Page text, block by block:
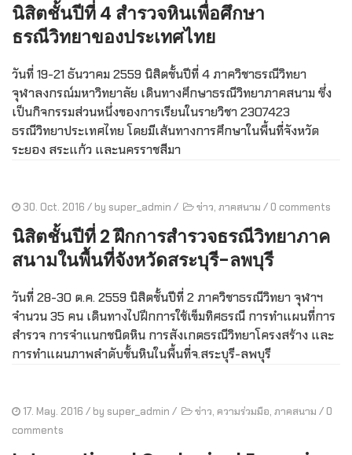
นิสิตชั้นปีที่ 4 สำรวจหินเพื่อศึกษา
ธรณีวิทยาของประเทศไทย
วันที่ 19-21 ธันวาคม 2559 นิสิตชั้นปีที่ 4 ภาควิชาธรณีวิทยา
จุฬาลงกรณ์มหาวิทยาลัย เดินทางศึกษาธรณีวิทยาภาคสนาม ซึ่ง
เป็นกิจกรรมส่วนหนึ่งของการเรียนในรายวิชา 2307423
ธรณีวิทยาประเทศไทย โดยมีเส้นทางการศึกษาในพื้นที่จังหวัด
ระยอง สระแก้ว และนครราชสีมา
30. Oct. 2016 / by super_admin / ข่าว, ภาคสนาม / 0 comments
นิสิตชั้นปีที่ 2 ฝึกการสำรวจธรณีวิทยาภาค
สนามในพื้นที่จังหวัดสระบุรี-ลพบุรี
วันที่ 28-30 ต.ค. 2559 นิสิตชั้นปีที่ 2 ภาควิชาธรณีวิทยา จุฬาฯ
จำนวน 35 คน เดินทางไปฝึกการใช้เข็มทิศธรณี การทำแผนที่การ
สำรวจ การจำแนกชนิดหิน การสังเกตธรณีวิทยาโครงสร้าง และ
การทำแผนภาพลำดับชั้นหินในพื้นที่จ.สระบุรี-ลพบุรี
17. May. 2016 / by super_admin / ข่าว, ความร่วมมือ, ภาคสนาม / 0
comments